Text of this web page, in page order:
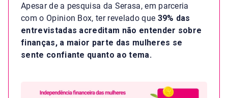
Apesar de a pesquisa da Serasa, em parceria
com o Opinion Box, ter revelado que 39% das
entrevistadas acreditam não entender sobre
finanças, a maior parte das mulheres se
sente confiante quanto ao tema.